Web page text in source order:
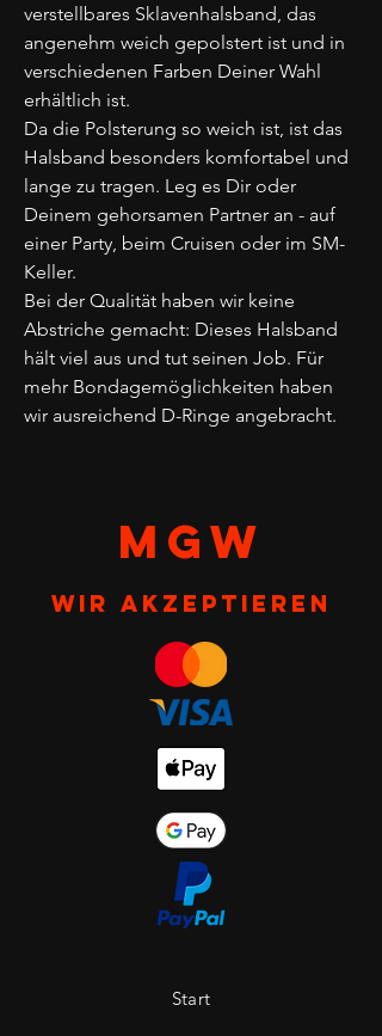
verstellbares Sklavenhalsband, das
angenehm weich gepolstert ist und in
verschiedenen Farben Deiner Wahl
erhältlich ist.
Da die Polsterung so weich ist, ist das
Halsband besonders komfortabel und
lange zu tragen. Leg es Dir oder
Deinem gehorsamen Partner an - auf
einer Party, beim Cruisen oder im SM-
Keller.
Bei der Qualität haben wir keine
Abstriche gemacht: Dieses Halsband
hält viel aus und tut seinen Job. Für
mehr Bondagemöglichkeiten haben
wir ausreichend D-Ringe angebracht.
MGW
Wir akzeptieren
Start